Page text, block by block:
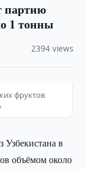
партию
1 тонны
2394 views
фруктов
Узбекистана в
объёмом около